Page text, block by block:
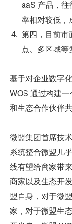
aaS 产品，往
率相对较低，
第四，目前市
点、多区域等
基于对企业数字
WOS 通过构建
和生态合作伙伴
微盟集团首席技
系统整合微盟几
线有望给商家带
商家以及生态开
盟自身，对于微
家，对于微盟生